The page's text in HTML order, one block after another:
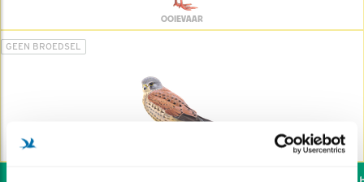
OOIEVAAR
GEEN BROEDSEL